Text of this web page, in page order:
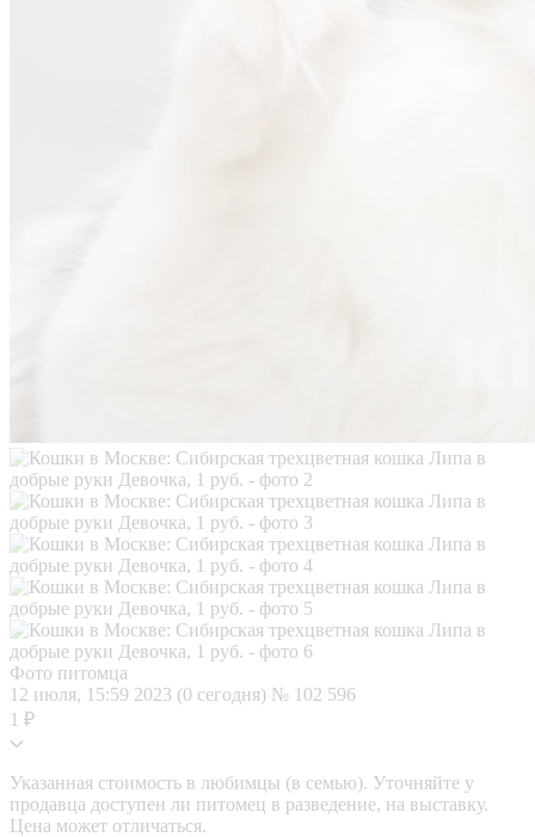
Фото питомца
12 июля, 15:59 2023 (0 сегодня) № 102 596
1 ₽
Указанная стоимость в любимцы (в семью). Уточняйте у
продавца доступен ли питомец в разведение, на выставку.
Цена может отличаться.